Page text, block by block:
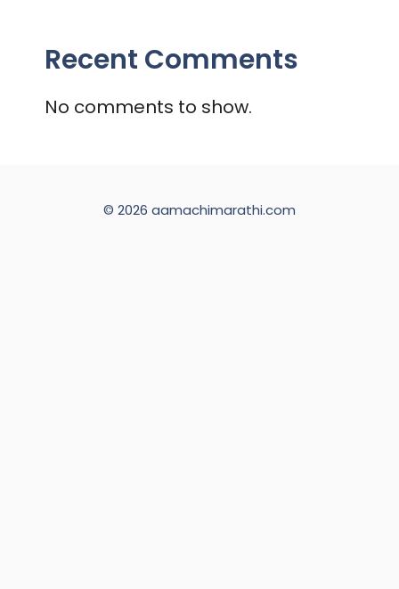
Recent Comments
No comments to show.
© 2026 aamachimarathi.com